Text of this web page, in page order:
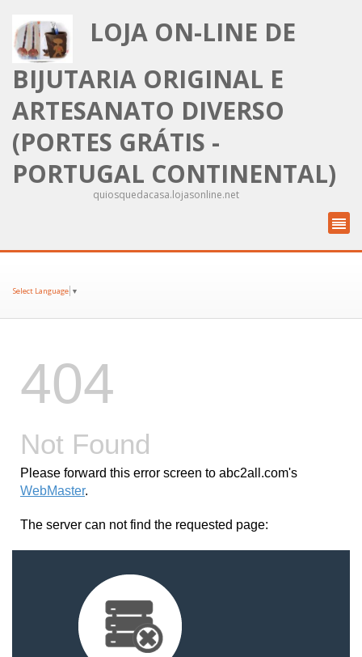
LOJA ON-LINE DE
BIJUTARIA ORIGINAL E
ARTESANATO DIVERSO
(PORTES GRÁTIS -
PORTUGAL CONTINENTAL)
quiosquedacasa.lojasonline.net
Select Language ▼